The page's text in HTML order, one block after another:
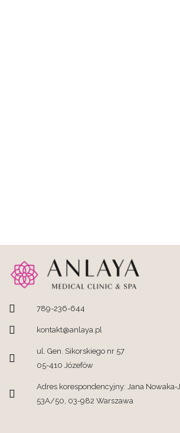
789-236-644
kontakt@anlaya.pl
ul. Gen. Sikorskiego nr 57
05-410 Józefów
Adres korespondencyjny: Jana Nowaka-
53A/50, 03-982 Warszawa